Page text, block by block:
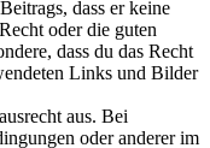
dass er keine
oder die guten
dass du das Recht
Links und Bilder
aus. Bei
oder anderer im